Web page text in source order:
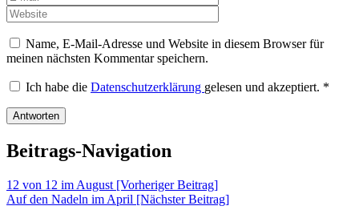
Name, E-Mail-Adresse und Website in diesem Browser für
meinen nächsten Kommentar speichern.
Ich habe die Datenschutzerklärung gelesen und akzeptiert. *
Beitrags-Navigation
12 von 12 im August [Vorheriger Beitrag]
Auf den Nadeln im April [Nächster Beitrag]